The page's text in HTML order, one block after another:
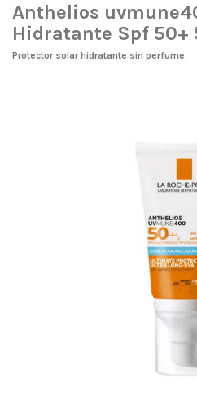
Anthelios
Hidratante Spf 50+
Protector solar hidratante sin perfume.